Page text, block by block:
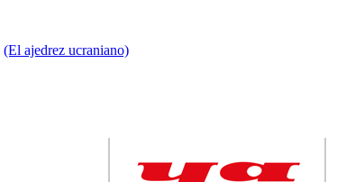
(El ajedrez ucraniano)